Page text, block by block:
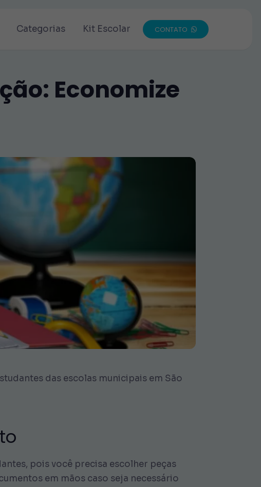
Categorias Kit Escolar CONTATO
Economize
das escolas municipais em São
pois você precisa escolher peças
em mãos caso seja necessário